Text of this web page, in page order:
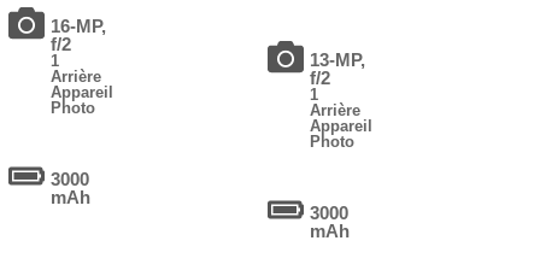
16-MP,
f/2
1
Arrière
Appareil
Photo
3000
mAh
13-MP,
f/2
1
Arrière
Appareil
Photo
3000
mAh